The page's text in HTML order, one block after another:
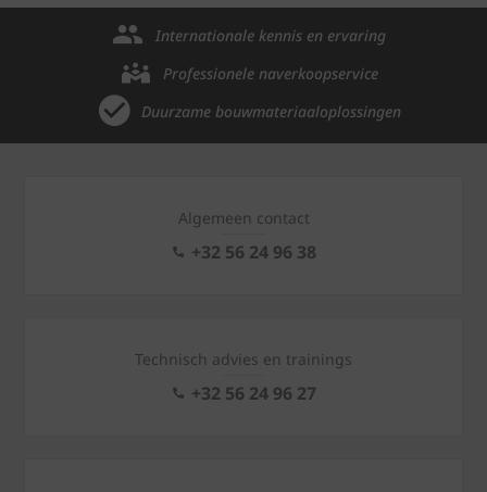
Internationale kennis en ervaring
Professionele naverkoopservice
Duurzame bouwmateriaaloplossingen
Algemeen contact
+32 56 24 96 38
Technisch advies en trainings
+32 56 24 96 27